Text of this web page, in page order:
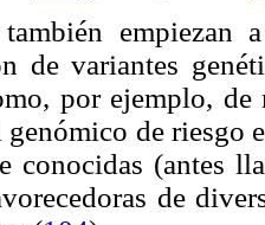
empiezan
de variantes
por ejemplo, de
de riesgo
conocidas (antes
de